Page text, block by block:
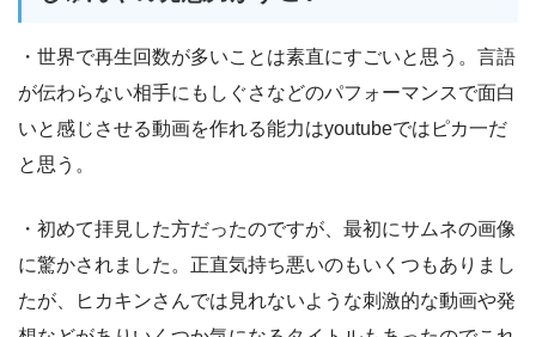
・世界で再生回数が多いことは素直にすごいと思う。言語
が伝わらない相手にもしぐさなどのパフォーマンスで面白
いと感じさせる動画を作れる能力はyoutubeではピカ一だ
と思う。
・初めて拝見した方だったのですが、最初にサムネの画像
に驚かされました。正直気持ち悪いのもいくつもありまし
たが、ヒカキンさんでは見れないような刺激的な動画や発